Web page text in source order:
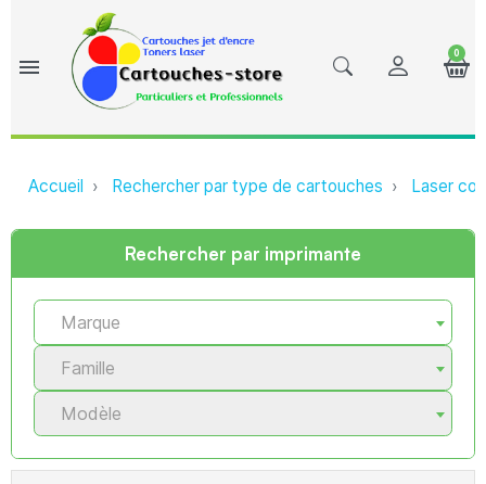
menu
0
Accueil Rechercher par type de cartouches Laser
Rechercher par imprimante
Marque
Famille
Modèle